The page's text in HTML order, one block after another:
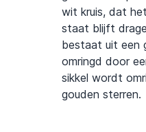
wit kruis, dat
staat blijft
bestaat uit een
omringd door
sikkel wordt
gouden sterren.